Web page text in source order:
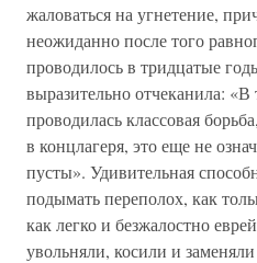
жаловаться на угнетение,
неожиданно после того
проводилось в тридцатые
выразительно отчеканила:
проводилась классовая
в концлагеря, это еще не
пусты». Удивительная
подымать переполох, как
как легко и безжалостно
увольняли, косили и